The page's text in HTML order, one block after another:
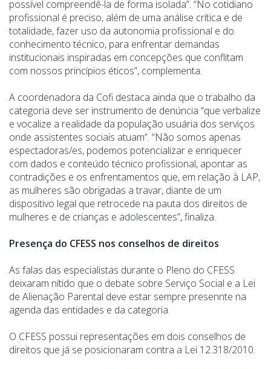
possível compreendê-la de forma isolada”. “No cotidiano
profissional é preciso, além de uma análise crítica e de
totalidade, fazer uso da autonomia profissional e do
conhecimento técnico, para enfrentar demandas
institucionais inspiradas em concepções que conflitam
com nossos princípios éticos”, complementa.
A coordenadora da Cofi destaca ainda que o trabalho da
categoria deve ser instrumento de denúncia “que verbalize
e vocalize a realidade da população usuária dos serviços
onde assistentes sociais atuam”. “Não somos apenas
espectadoras/es, podemos potencializar e enriquecer
com dados e conteúdo técnico profissional, apontar as
contradições e os enfrentamentos que, em relação à LAP,
as mulheres são obrigadas a travar, diante de um
dispositivo legal que retrocede na pauta dos direitos de
mulheres e de crianças e adolescentes”, finaliza.
Presença do CFESS nos conselhos de direitos
As falas das especialistas durante o Pleno do CFESS
deixaram nítido que o debate sobre Serviço Social e a Lei
de Alienação Parental deve estar sempre presennte na
agenda das entidades e da categoria.
O CFESS possui representações em dois conselhos de
direitos que já se posicionaram contra a Lei 12.318/2010.